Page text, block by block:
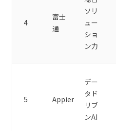
4
富士
通
ソリ
ュー
ショ
ン力
5 Appier
デー
タド
リブ
ンAI